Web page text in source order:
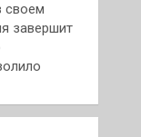
своем
завершит